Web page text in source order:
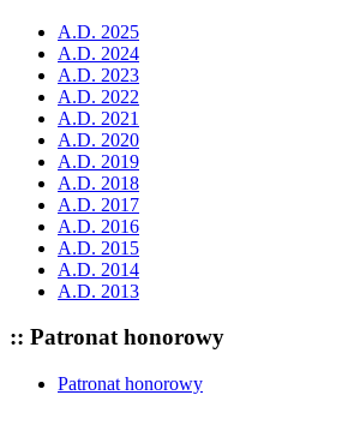
A.D. 2025
A.D. 2024
A.D. 2023
A.D. 2022
A.D. 2021
A.D. 2020
A.D. 2019
A.D. 2018
A.D. 2017
A.D. 2016
A.D. 2015
A.D. 2014
A.D. 2013
:: Patronat honorowy
Patronat honorowy